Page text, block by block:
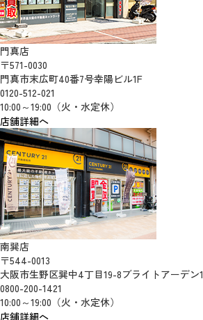
門真店
〒571-0030
門真市末広町40番7号幸陽ビル1F
0120-512-021
10:00～19:00（火・水定休）
店舗詳細へ
南巽店
〒544-0013
大阪市生野区巽中4丁目19-8ブライトアーデン
0800-200-1421
10:00～19:00（火・水定休）
店舗詳細へ